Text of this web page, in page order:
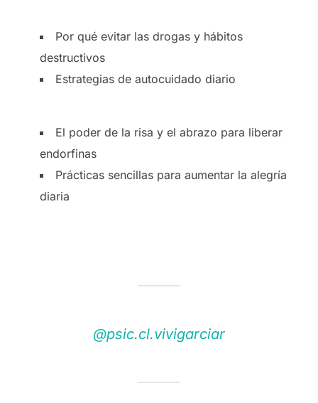
Por qué evitar las drogas y hábitos
destructivos
Estrategias de autocuidado diario
El poder de la risa y el abrazo para liberar
endorfinas
Prácticas sencillas para aumentar la alegría
diaria
@psic.cl.vivigarciar